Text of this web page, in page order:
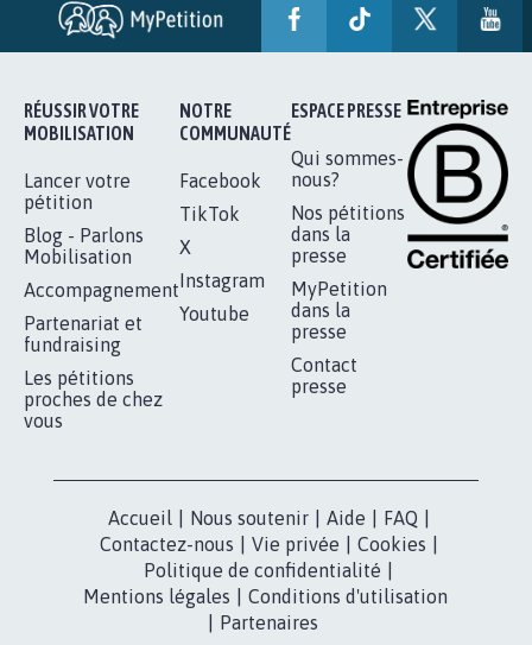
RÉUSSIR VOTRE
MOBILISATION
Lancer votre
pétition
Blog - Parlons
Mobilisation
Accompagnement
Partenariat et
fundraising
Les pétitions
proches de chez
vous
NOTRE
COMMUNAUTÉ
Facebook
TikTok
X
Instagram
Youtube
ESPACE PRESSE
Qui sommes-
nous?
Nos pétitions
dans la
presse
MyPetition
dans la
presse
Contact
presse
Accueil Nous soutenir Aide FAQ
Contactez-nous
Vie privée Cookies
Politique de confidentialité
Mentions légales
Conditions d'utilisation
Partenaires